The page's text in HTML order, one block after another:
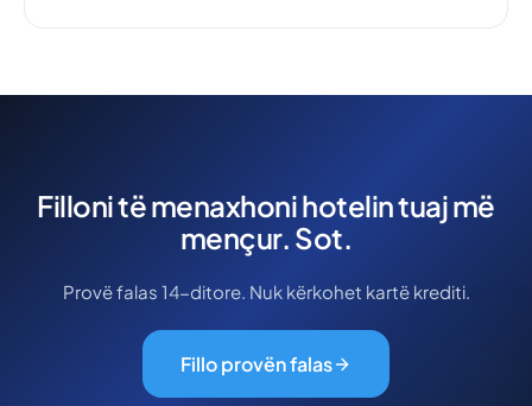
Filloni të menaxhoni hotelin tuaj më
mençur. Sot.
Provë falas 14-ditore. Nuk kërkohet kartë krediti.
Fillo provën falas